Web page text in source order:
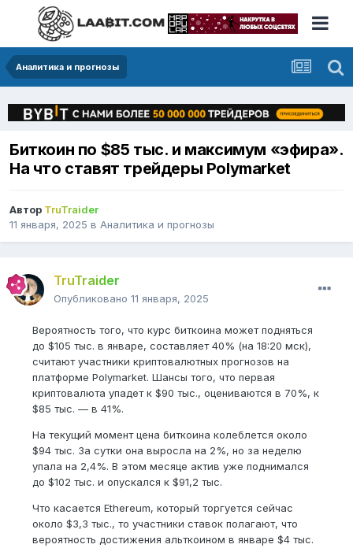
Аналитика и прогнозы
Биткоин по $85 тыс. и максимум «эфира».
На что ставят трейдеры Polymarket
Автор TruTraider
11 января, 2025 в Аналитика и прогнозы
TruTraider
Опубликовано 11 января, 2025
Вероятность того, что курс биткоина может подняться
до $105 тыс. в январе, составляет 40% (на 18:20 мск),
считают участники криптовалютных прогнозов на
платформе Polymarket. Шансы того, что первая
криптовалюта упадет к $90 тыс., оцениваются в 70%, к
$85 тыс. — в 41%.
На текущий момент цена биткоина колеблется около
$94 тыс. За сутки она выросла на 2%, но за неделю
упала на 2,4%. В этом месяце актив уже поднимался
до $102 тыс. и опускался к $91,2 тыс.
Что касается Ethereum, который торгуется сейчас
около $3,3 тыс., то участники ставок полагают, что
вероятность достижения альткоином в январе $4 тыс.